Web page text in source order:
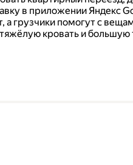
в приложении Яндекс
а грузчики помогут с
кровать и большую